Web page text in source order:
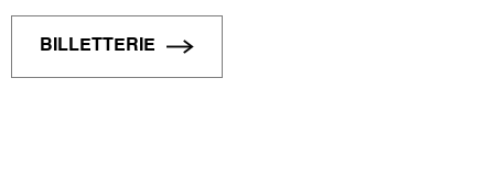
BILLETTERIE